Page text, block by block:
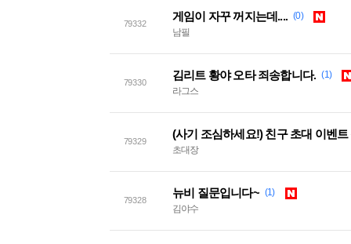
79332
게임이 자꾸 꺼지는데.... (0)
남필
79330
김리트 황야 오타 죄송합니다. (1)
라그스
79329
초대장
79328
뉴비 질문입니다~ (1)
김야수